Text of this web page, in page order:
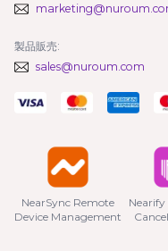
製品販売:
sales@nuroum.com
NearSync Remote
Device Management
Nearify